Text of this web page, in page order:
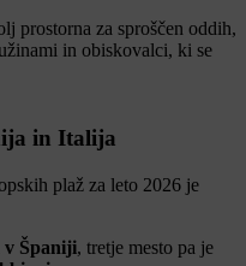
prostorna za sproščen oddih,
in obiskovalci, ki se
in Italija
plaž za leto 2026 je
v Španiji, tretje mesto pa je